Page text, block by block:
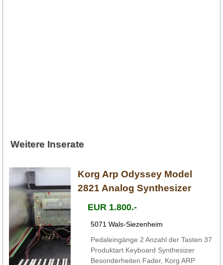
Weitere Inserate
Korg Arp Odyssey Model
2821 Analog Synthesizer
EUR 1.800.-
5071 Wals-Siezenheim
Pedaleingänge 2 Anzahl der Tasten 37
Produktart Keyboard Synthesizer
Besonderheiten Fader, Korg ARP